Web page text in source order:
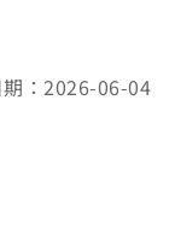
：2026-06-04